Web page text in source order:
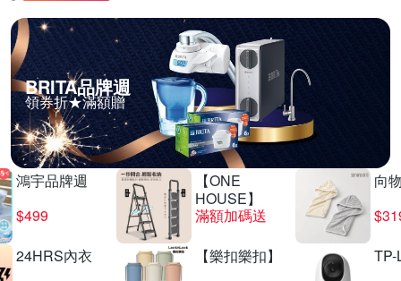
BRITA品牌週
領券折★滿額贈
鴻宇品牌週
$499
【ONE
HOUSE】
滿額加碼送
向
24HRS內衣
【樂扣樂扣】
TP-